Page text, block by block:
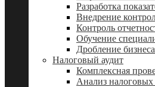
Разработка
Внедрение
Контроль
Обучение
Дробление
Налоговый аудит
Комплексная
Анализ налоговых